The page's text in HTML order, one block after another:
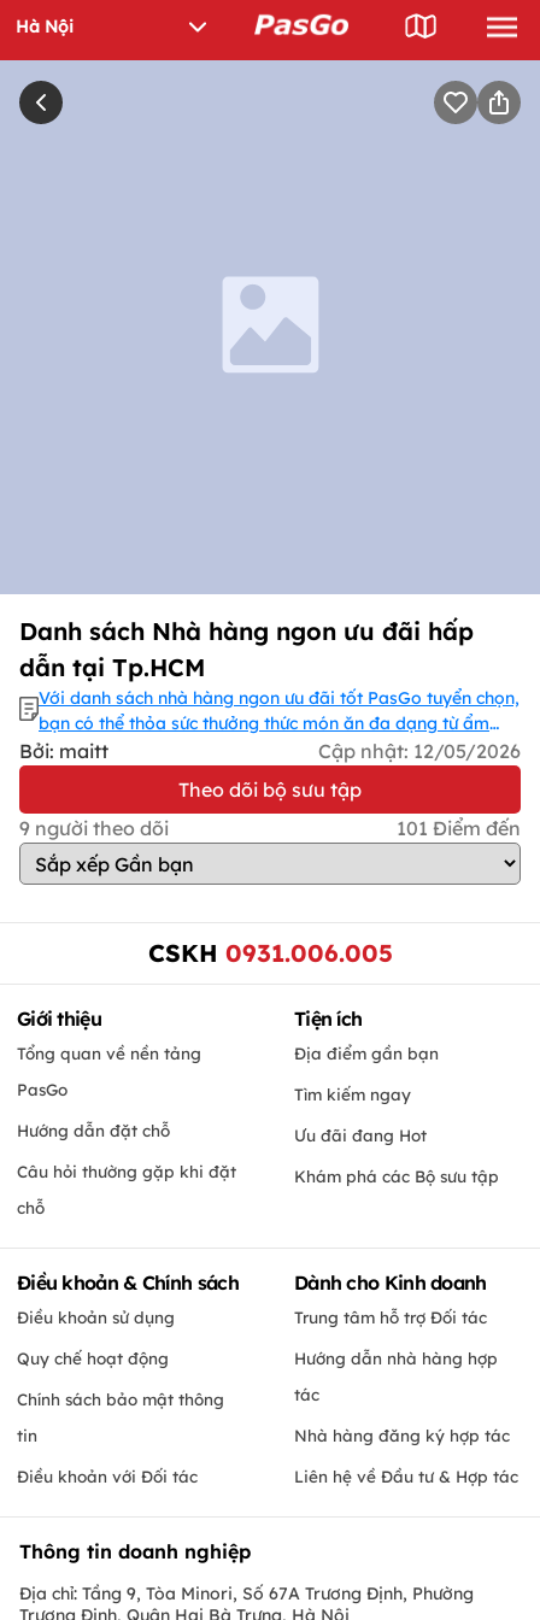
Danh sách Nhà hàng ngon ưu đãi hấp
dẫn tại Tp.HCM
Với danh sách nhà hàng ngon ưu đãi tốt PasGo tuyển chọn,
bạn có thể thỏa sức thưởng thức món ăn đa dạng từ ẩm
thực truyền thống đến hiện đại, cùng các chương trình
khuyến mại hấp dẫn đang chờ bạn, đặt bàn PasGo & nhận
ngay ưu đãi!
Bởi: maitt Cập nhật: 12/05/2026
Theo dõi bộ sưu tập
9 người theo dõi 101 Điểm đến
CSKH 0931.006.005
Giới thiệu
Tổng quan về nền tảng
PasGo
Hướng dẫn đặt chỗ
Câu hỏi thường gặp khi đặt
chỗ
Tiện ích
Địa điểm gần bạn
Tìm kiếm ngay
Ưu đãi đang Hot
Khám phá các Bộ sưu tập
Điều khoản & Chính sách
Điều khoản sử dụng
Quy chế hoạt động
Chính sách bảo mật thông
tin
Điều khoản với Đối tác
Dành cho Kinh doanh
Trung tâm hỗ trợ Đối tác
Hướng dẫn nhà hàng hợp
tác
Nhà hàng đăng ký hợp tác
Liên hệ về Đầu tư & Hợp tác
Thông tin doanh nghiệp
Địa chỉ: Tầng 9, Tòa Minori, Số 67A Trương Định, Phường
Trương Định, Quận Hai Bà Trưng, Hà Nội